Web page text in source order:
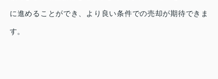
に進めることができ、より良い条件での売却が期待できま
す。